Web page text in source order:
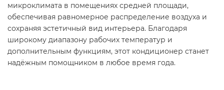
микроклимата в помещениях средней площади,
обеспечивая равномерное распределение воздуха и
сохраняя эстетичный вид интерьера. Благодаря
широкому диапазону рабочих температур и
дополнительным функциям, этот кондиционер станет
надёжным помощником в любое время года.